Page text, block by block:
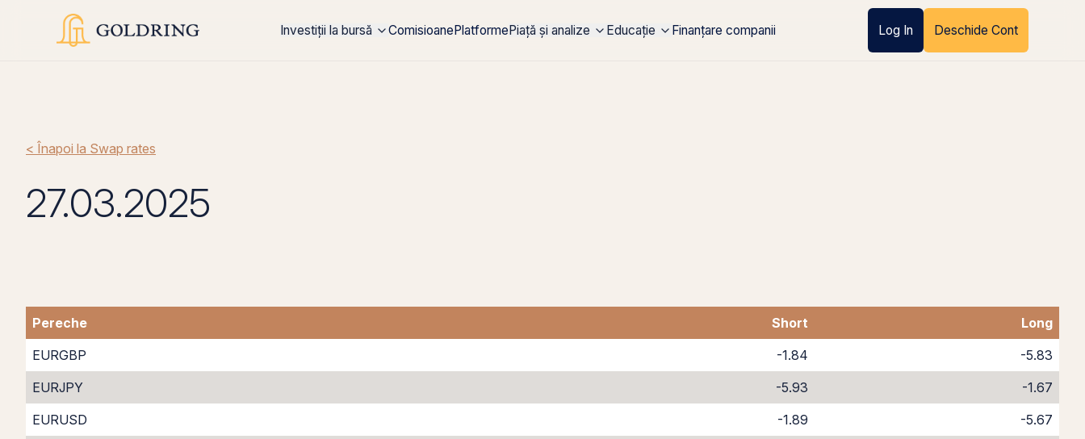
Investiții la bursă ComisioanePlatformePiață și analize Educație Finanțare companii Log In Deschide Cont
< Înapoi la Swap rates
27.03.2025
Pereche Short
Long
EURGBP
-1.84
-5.83
EURJPY
-5.93
-1.67
EURUSD
-1.89
-5.67